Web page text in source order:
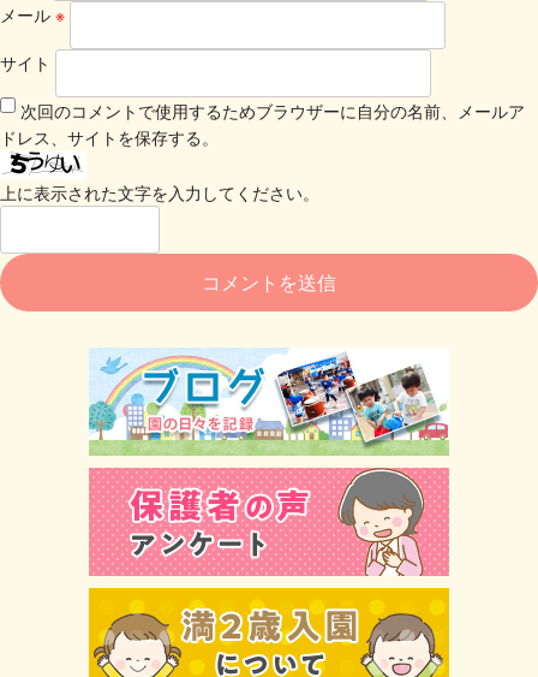
メール ※
サイト
次回のコメントで使用するためブラウザーに自分の名前、メールア
ドレス、サイトを保存する。
上に表示された文字を入力してください。